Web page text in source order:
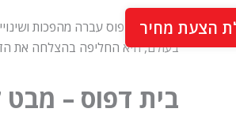
בעולם, היא החליפה בהצלחה את
בית דפוס – מבט
הצעת מחיר